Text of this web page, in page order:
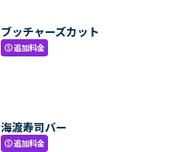
ブッチャーズカット
paid追加料金
海渡寿司バー
paid追加料金